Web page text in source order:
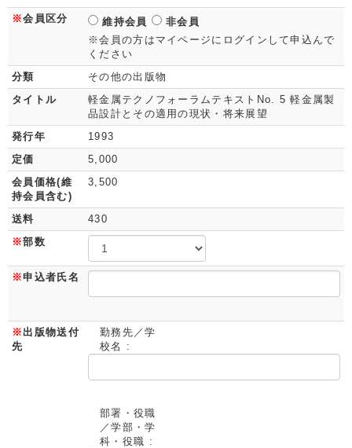
※会員区分 維持会員
非会員
※会員の方はマイページにログインして申込んで
ください
分類
その他の出版物
タイトル
軽金属テクノフォーラムテキストNo. 5 軽金属製
品設計とその適用の現状・将来展望
発行年
1993
定価
5,000
会員価格(維
持会員含む)
3,500
送料
430
※部数
※申込者氏名
※出版物送付
先
勤務先／学
校名 :
部署・役職
／学部・学
科・役職 :